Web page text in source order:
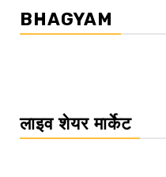
BHAGYAM
लाइव शेयर मार्केट